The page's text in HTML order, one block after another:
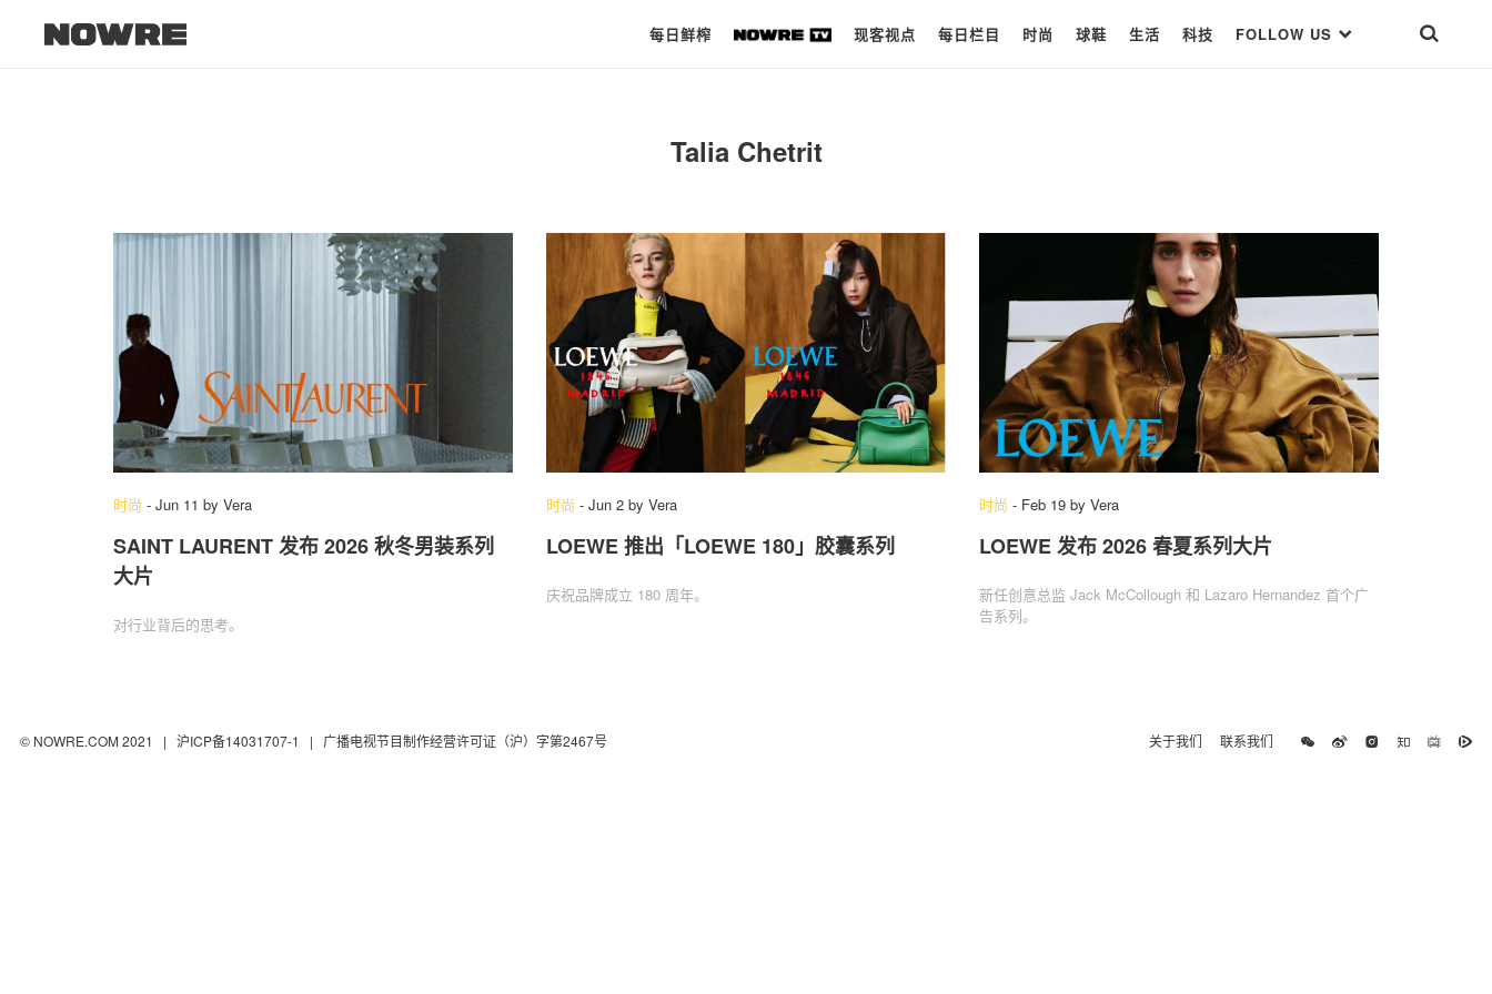
每日鲜榨 现客视点 每日栏目 时尚 球鞋 生活 科技 FOLLOW US
每日栏目
时 尚
球 鞋
生 活
科 技
关于我们
Talia Chetrit
时尚 - Jun 11 by Vera
SAINT LAURENT 发布 2026 秋冬男装系列
大片
对行业背后的思考。
时尚 - Jun 2 by Vera
LOEWE 推出「LOEWE 180」‌胶囊系列
庆祝品牌成立 180 周年。
时尚 - Feb 19 by Vera
LOEWE 发布 2026 春夏系列大片
新任创意总监 Jack McCollough 和 Lazaro Hernandez 首个广
告系列。
© NOWRE.COM 2021 | 沪ICP备14031707-1 | 广播电视节目制作经营许可证（沪）字第2467号 关于我们 联系我们